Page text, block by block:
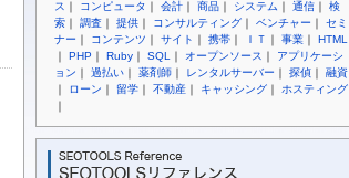
ス ｜ コンピュータ ｜ 会計 ｜ 商品 ｜ システム ｜ 通信 ｜ 検
索 ｜ 調査 ｜ 提供 ｜ コンサルティング ｜ ベンチャー ｜ セミ
ナー ｜ コンテンツ ｜ サイト ｜ 携帯 ｜ ＩＴ ｜ 事業 ｜ HTML
｜ PHP ｜ Ruby ｜ SQL ｜ オープンソース ｜ アプリケーシ
ョン ｜ 過払い ｜ 薬剤師 ｜ レンタルサーバー ｜ 探偵 ｜ 融資
｜ ローン ｜ 留学 ｜ 不動産 ｜ キャッシング ｜ ホスティング
｜